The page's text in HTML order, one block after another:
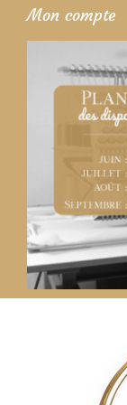
Mon compte